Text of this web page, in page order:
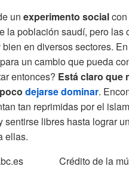
un experimento social
la población saudí, pero las
en diversos sectores.
un cambio que pueda
entonces? Está claro que
dejarse dominar.
tan reprimidas por el
sentirse libres hasta lograr
ellas.
Crédito de la